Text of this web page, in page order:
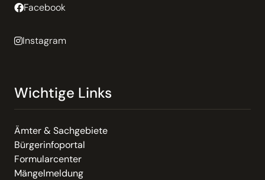
Facebook
Instagram
Wichtige Links
Ämter & Sachgebiete
Bürgerinfoportal
Formularcenter
Mängelmeldung